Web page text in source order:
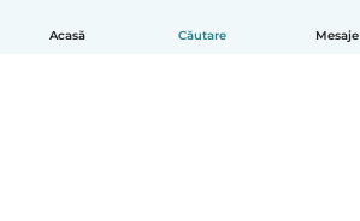
Acasă Căutare Mesaje